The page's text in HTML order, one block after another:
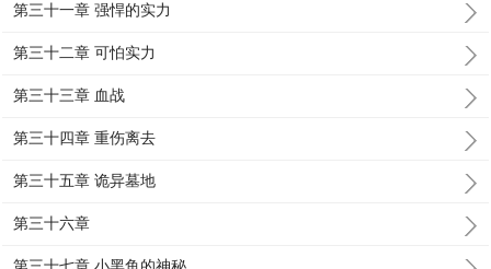
第三十一章 强悍的实力
第三十二章 可怕实力
第三十三章 血战
第三十四章 重伤离去
第三十五章 诡异墓地
第三十六章